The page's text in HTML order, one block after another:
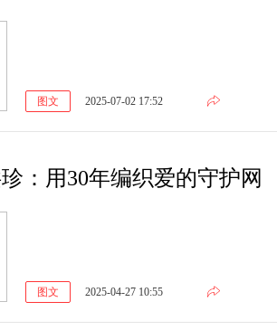
图文 2025-07-02 17:52
：用30年编织爱的守护网
图文 2025-04-27 10:55